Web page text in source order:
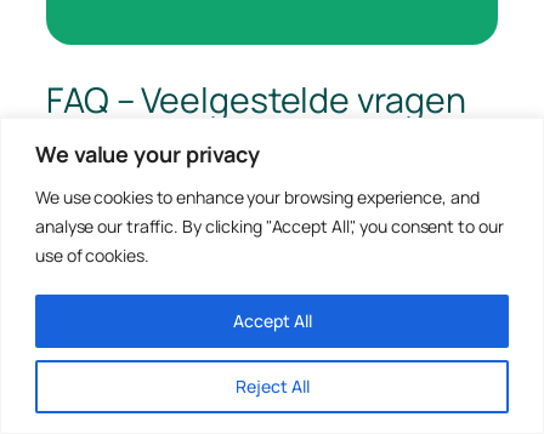
We value your privacy
We use cookies to enhance your browsing experience, and
analyse our traffic. By clicking "Accept All", you consent to our
use of cookies.
Reject All
Accept All
FAQ – Veelgestelde vragen
Hoe lang duurt het om een mascotte te maken?
Gemiddeld 3 of 4 weken.
Met de spoedleveringsservice kunnen we de
levertijd aanzienlijk verkorten.urgente possiamo
ridurre di molto i tempi.
Uit welke materialen wordt een mascotte
gemaakt?
Een mascotte bestaat voornamelijk uit een interne